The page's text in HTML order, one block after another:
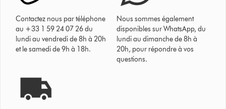
Contactez nous par téléphone
au +33 1 59 24 07 26 du
lundi au vendredi de 8h à 20h
et le samedi de 9h à 18h.
Nous sommes également
disponibles sur WhatsApp, du
lundi au dimanche de 8h à
20h, pour répondre à vos
questions.